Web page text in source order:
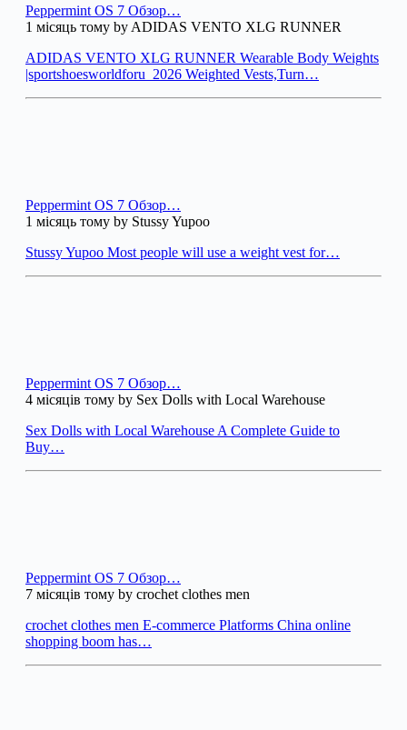
Peppermint OS 7 Обзор…
1 місяць тому by ADIDAS VENTO XLG RUNNER
ADIDAS VENTO XLG RUNNER Wearable Body Weights
|sportshoesworldforu_2026 Weighted Vests,Turn…
Peppermint OS 7 Обзор…
1 місяць тому by Stussy Yupoo
Stussy Yupoo Most people will use a weight vest for…
Peppermint OS 7 Обзор…
4 місяців тому by Sex Dolls with Local Warehouse
Sex Dolls with Local Warehouse A Complete Guide to
Buy…
Peppermint OS 7 Обзор…
7 місяців тому by crochet clothes men
crochet clothes men E-commerce Platforms China online
shopping boom has…